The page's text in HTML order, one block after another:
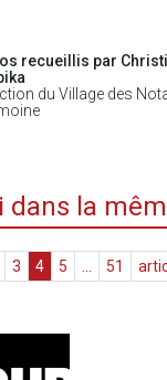
recueillis par
du Village des
dans la
3 4 5 51